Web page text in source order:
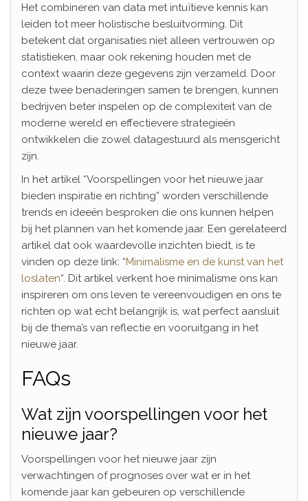
Het combineren van data met intuïtieve kennis kan
leiden tot meer holistische besluitvorming. Dit
betekent dat organisaties niet alleen vertrouwen op
statistieken, maar ook rekening houden met de
context waarin deze gegevens zijn verzameld. Door
deze twee benaderingen samen te brengen, kunnen
bedrijven beter inspelen op de complexiteit van de
moderne wereld en effectievere strategieën
ontwikkelen die zowel datagestuurd als mensgericht
zijn.
In het artikel “Voorspellingen voor het nieuwe jaar
bieden inspiratie en richting” worden verschillende
trends en ideeën besproken die ons kunnen helpen
bij het plannen van het komende jaar. Een gerelateerd
artikel dat ook waardevolle inzichten biedt, is te
vinden op deze link: “Minimalisme en de kunst van het
loslaten“. Dit artikel verkent hoe minimalisme ons kan
inspireren om ons leven te vereenvoudigen en ons te
richten op wat echt belangrijk is, wat perfect aansluit
bij de thema’s van reflectie en vooruitgang in het
nieuwe jaar.
FAQs
Wat zijn voorspellingen voor het
nieuwe jaar?
Voorspellingen voor het nieuwe jaar zijn
verwachtingen of prognoses over wat er in het
komende jaar kan gebeuren op verschillende